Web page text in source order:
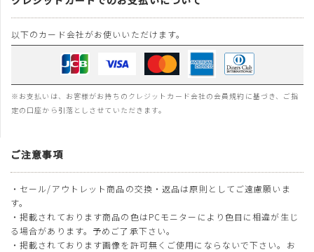
以下のカード会社がお使いいただけます。
※お支払いは、お客様がお持ちのクレジットカード会社の会員規約に基づき、ご指
定の口座から引落としさせていただきます。
ご注意事項
・セール/アウトレット商品の交換・返品は原則としてご遠慮願いま
す。
・掲載されております商品の色はPCモニターにより色目に相違が生じ
る場合があります。予めご了承下さい。
・掲載されております画像を許可無くご使用にならないで下さい。お